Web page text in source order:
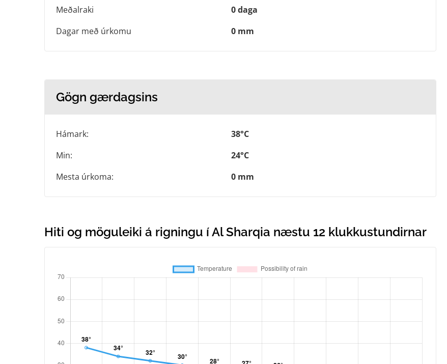
Meðalraki
0 daga
Dagar með úrkomu
0 mm
Gögn gærdagsins
Hámark:
38°C
Min:
24°C
Mesta úrkoma:
0 mm
Hiti og möguleiki á rigningu í Al Sharqia næstu 12 klukkustundirnar